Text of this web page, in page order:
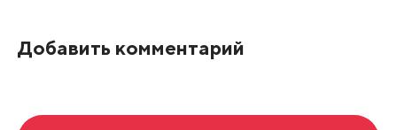
Добавить комментарий